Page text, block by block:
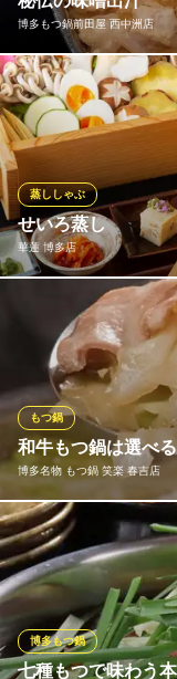
黒家 西中洲店
九州産黒毛和牛 個
西鉄天神大牟田線
福岡県福岡市中央区西中
博多もつ鍋前田屋 西中洲店
長年の研究と試行錯
出汁。奥深くまろやか
みを最大限に引き出し
美味しさをご体験く
博多もつ鍋前田屋
博多もつ鍋／活き
地下鉄七隈線（3号
福岡県福岡市中央区西中
せいろ蒸し
華蓮 博多店
蒸ししゃぶ
鹿児島県産の黒豚・
ことによりお肉の脂
す。また2段目に野菜
透しより野菜のおいし
華蓮 博多店
JA鹿児島県直営店舗
地下鉄七隈線（3号
福岡県福岡市中央区春吉
和牛もつ鍋は選べ
博多名物 もつ鍋 笑楽 春吉店
もつ鍋
ついついスープまで飲
ただきたい逸品です。
おります。数種類ブ
味・鮮度の良いもつ
「ちゃんぽん麺」を
七種もつで味わう
博多もつ鍋